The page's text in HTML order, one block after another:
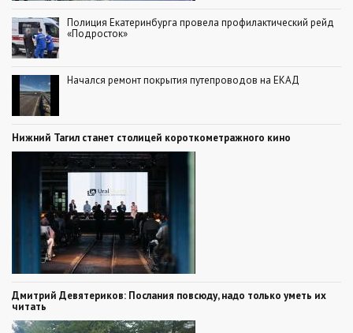
Полиция Екатеринбурга провела профилактический рейд
«Подросток»
Начался ремонт покрытия путепроводов на ЕКАД
Нижний Тагил станет столицей короткометражного кино
Дмитрий Девятериков: Послания повсюду, надо только уметь их
читать